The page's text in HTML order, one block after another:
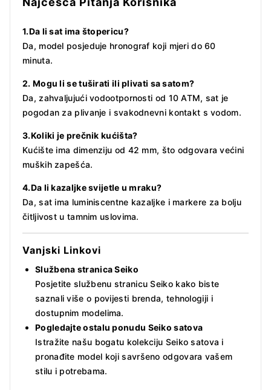
1.Da li sat ima štopericu?
Da, model posjeduje hronograf koji mjeri do 60
minuta.
2. Mogu li se tuširati ili plivati sa satom?
Da, zahvaljujući vodootpornosti od 10 ATM, sat je
pogodan za plivanje i svakodnevni kontakt s vodom.
3.Koliki je prečnik kućišta?
Kućište ima dimenziju od 42 mm, što odgovara većini
muških zapešća.
4.Da li kazaljke svijetle u mraku?
Da, sat ima luminiscentne kazaljke i markere za bolju
čitljivost u tamnim uslovima.
Vanjski Linkovi
Službena stranica Seiko
Posjetite službenu stranicu Seiko kako biste
saznali više o povijesti brenda, tehnologiji i
dostupnim modelima.
Pogledajte ostalu ponudu Seiko satova
Istražite našu bogatu kolekciju Seiko satova i
pronađite model koji savršeno odgovara vašem
stilu i potrebama.